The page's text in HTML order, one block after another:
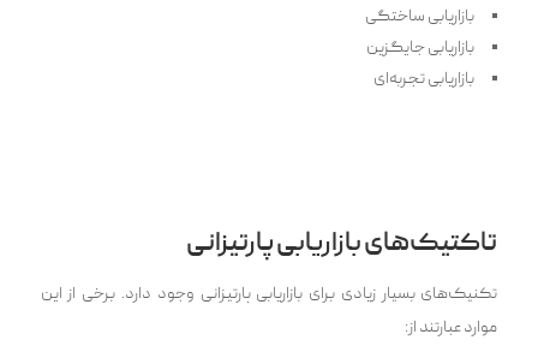
بازاریابی ساختگی
بازاریابی جایگزین
بازاریاب‍‌‍ی تجربه‌ای
تاکتیک‌های بازاریابی پارتیزانی
تکنیک‌های بسیار زیادی برای بازاریابی پارتیزانی وجود دارد. برخی از این
موارد عبارتند از: